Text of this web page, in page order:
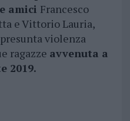
amici Francesco
e Vittorio Lauria,
violenza
ragazze avvenuta a
2019.